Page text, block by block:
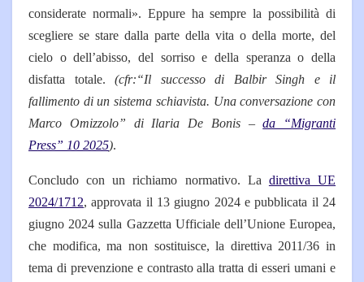
considerate normali». Eppure ha sempre la possibilità di
scegliere se sta­re dalla parte della vita o del­la morte, del
cielo o dell’abis­so, del sorriso e della speranza o della
disfatta totale. (cfr:“Il successo di Balbir Singh e il
fallimento di un sistema schiavista. Una conversazione con
Marco Omizzolo” di Ilaria De Bonis –da “Migranti
Press” 10 2025).
Concludo con un richiamo normativo. La direttiva UE
2024/1712, approvata il 13 giugno 2024 e pubblicata il 24
giugno 2024 sulla Gazzetta Ufficiale dell’Unione Europea,
che modifica, ma non sostituisce, la direttiva 2011/36 in
tema di prevenzione e contrasto alla tratta di esseri umani e